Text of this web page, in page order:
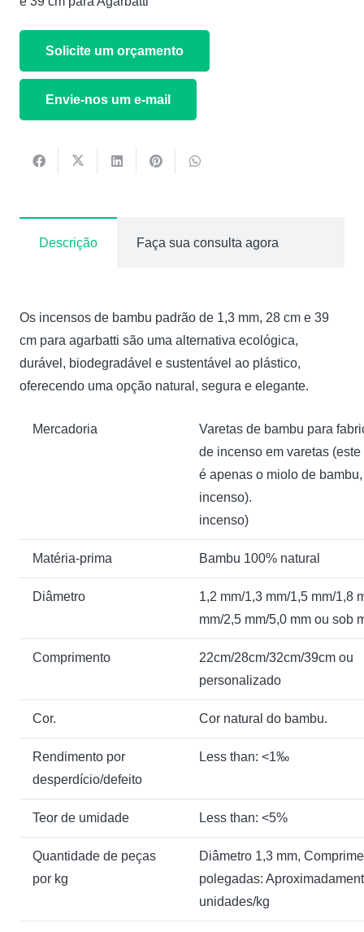
Solicite um orçamento
Envie-nos um e-mail
Descrição Faça sua consulta agora
Os incensos de bambu padrão de 1,3 mm, 28 cm e 39
cm para agarbatti são uma alternativa ecológica,
durável, biodegradável e sustentável ao plástico,
oferecendo uma opção natural, segura e elegante.
Mercadoria
Varetas de bambu para
de incenso em varetas (este
é apenas o miolo de
incenso).
incenso)
Matéria-prima Bambu 100% natural
Diâmetro
1,2 mm/1,3 mm/1,5 mm/1,8
mm/2,5 mm/5,0 mm ou sob
Comprimento
22cm/28cm/32cm/39cm ou
personalizado
Cor. Cor natural do bambu.
Rendimento por
desperdício/defeito
Less than: <1‰
Teor de umidade Less than: <5%
Quantidade de peças
por kg
Diâmetro 1,3 mm,
polegadas:
unidades/kg